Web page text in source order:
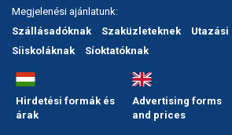
Megjelenési ajánlatunk:
Szállásadóknak
Szaküzleteknek
Síiskoláknak
Síoktatóknak
Hirdetési formák és
árak
Advertising forms
and prices